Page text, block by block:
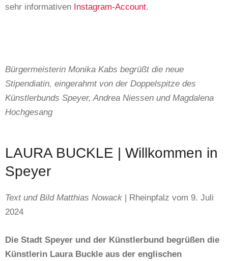
sehr informativen Instagram-Account.
Bürgermeisterin Monika Kabs begrüßt die neue
Stipendiatin, eingerahmt von der Doppelspitze des
Künstlerbunds Speyer, Andrea Niessen und Magdalena
Hochgesang
LAURA BUCKLE | Willkommen in
Speyer
Text und Bild Matthias Nowack | Rheinpfalz vom 9. Juli
2024
Die Stadt Speyer und der Künstlerbund begrüßen die
Künstlerin Laura Buckle aus der englischen